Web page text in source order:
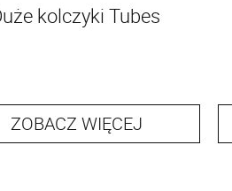
kolczyki Tubes
ZOBACZ WIĘCEJ